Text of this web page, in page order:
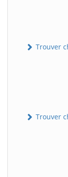
Trouver
Trouver